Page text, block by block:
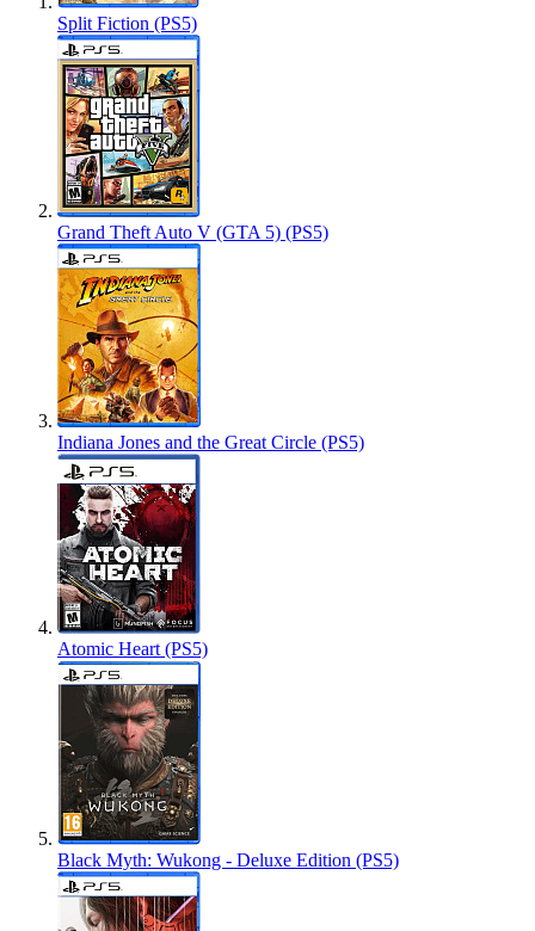
Split Fiction (PS5)
Grand Theft Auto V (GTA 5) (PS5)
Indiana Jones and the Great Circle (PS5)
Atomic Heart (PS5)
Black Myth: Wukong - Deluxe Edition (PS5)